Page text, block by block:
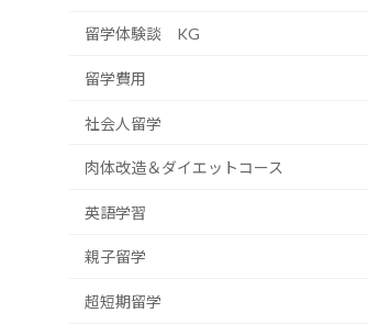
留学体験談 KG
留学費用
社会人留学
肉体改造＆ダイエットコース
英語学習
親子留学
超短期留学